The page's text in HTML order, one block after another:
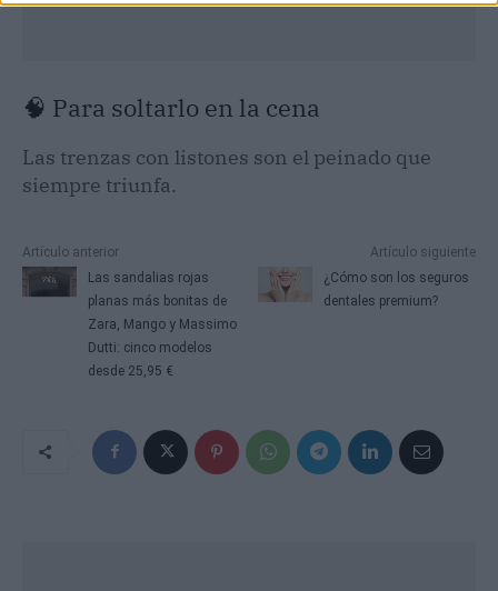
🧠 Para soltarlo en la cena
Las trenzas con listones son el peinado que
siempre triunfa.
Artículo anterior
Las sandalias rojas
planas más bonitas de
Zara, Mango y Massimo
Dutti: cinco modelos
desde 25,95 €
Artículo siguiente
¿Cómo son los seguros
dentales premium?